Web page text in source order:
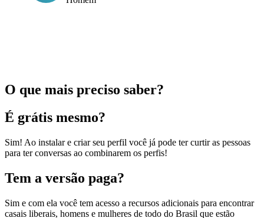
O que mais preciso saber?
É grátis mesmo?
Sim! Ao instalar e criar seu perfil você já pode ter curtir as pessoas
para ter conversas ao combinarem os perfis!
Tem a versão paga?
Sim e com ela você tem acesso a recursos adicionais para encontrar
casais liberais, homens e mulheres de todo do Brasil que estão